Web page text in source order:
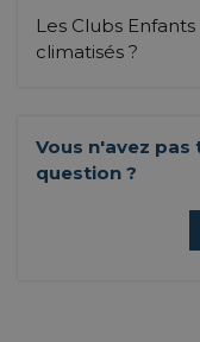
Les Clubs
climatisés ?
Vous n'avez
question ?